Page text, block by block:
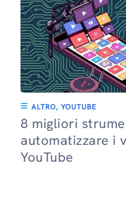
ALTRO, YOUTUBE
8 migliori
automatizzare i
YouTube